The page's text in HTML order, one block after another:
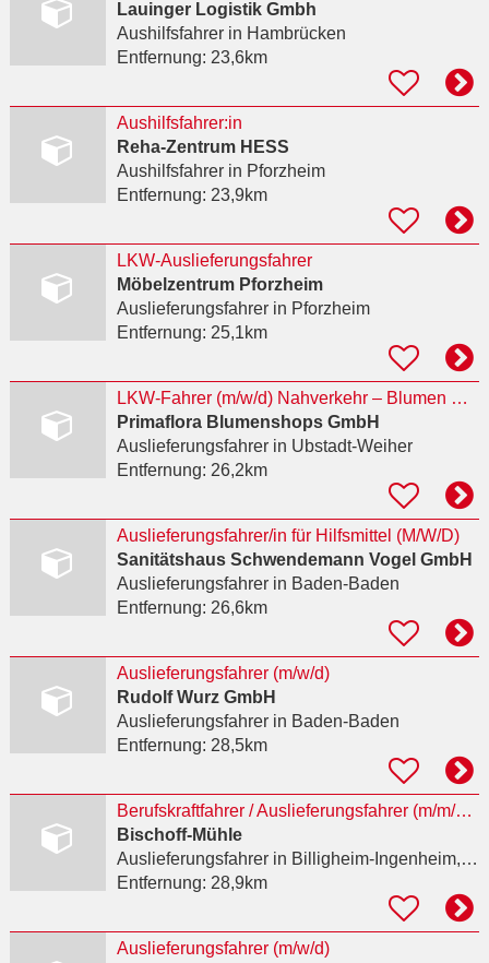
Lauinger Logistik Gmbh
Aushilfsfahrerin Hambrücken
Entfernung: 23,6km
Aushilfsfahrer:in
Reha-Zentrum HESS
Aushilfsfahrerin Pforzheim
Entfernung: 23,9km
LKW-Auslieferungsfahrer
Möbelzentrum Pforzheim
Auslieferungsfahrerin Pforzheim
Entfernung: 25,1km
LKW-Fahrer (m/w/d) Nahverkehr – Blumen & Pflanzen
Primaflora Blumenshops GmbH
Auslieferungsfahrerin Ubstadt-Weiher
Entfernung: 26,2km
Auslieferungsfahrer/in für Hilfsmittel (M/W/D)
Sanitätshaus Schwendemann Vogel GmbH
Auslieferungsfahrerin Baden-Baden
Entfernung: 26,6km
Auslieferungsfahrer (m/w/d)
Rudolf Wurz GmbH
Auslieferungsfahrerin Baden-Baden
Entfernung: 28,5km
Berufskraftfahrer / Auslieferungsfahrer (m/m/d) in Vollzeit/Teilzeit im Nahverkehr
Bischoff-Mühle
Auslieferungsfahrerin Billigheim-Ingenheim, Appenhofen
Entfernung: 28,9km
Auslieferungsfahrer (m/w/d)